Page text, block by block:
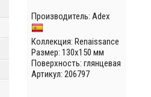
Производитель: Adex
Коллекция: Renaissance
Размер: 130x150 мм
Поверхность: глянцевая
Артикул: 206797